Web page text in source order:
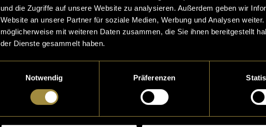
und die Zugriffe auf unsere Website zu analysieren. Außerdem geben wir
Website an unsere Partner für soziale Medien, Werbung und Analysen
möglicherweise mit weiteren Daten zusammen, die Sie ihnen bereitgestellt
der Dienste gesammelt haben.
Notwendig
Präferenzen
Eine Reise durch die
Nacht in Chur
Was passiert, wenn man sich mitten in d
er Nacht auf den Weg macht, um eine Sta